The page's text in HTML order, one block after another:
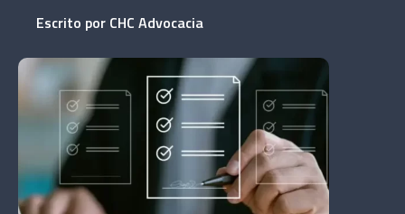
Escrito por CHC Advocacia